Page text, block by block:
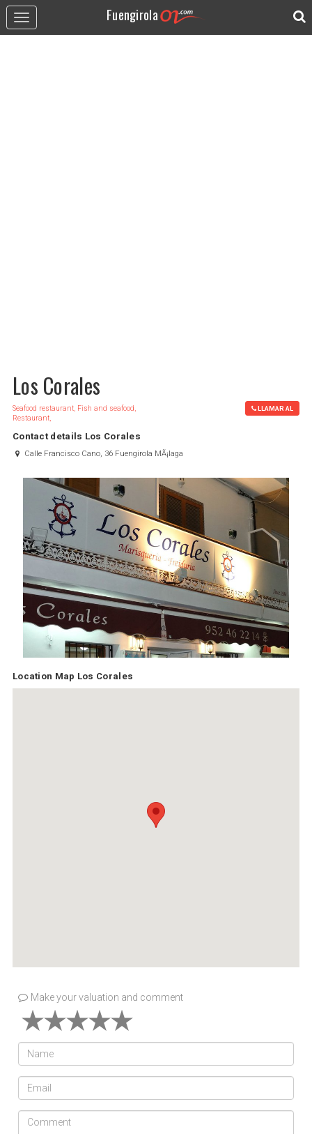
Toggle
navigation
Fuengirola
Los Corales
Seafood restaurant, Fish and seafood,
Restaurant,
LLAMAR AL
Contact details Los Corales
Calle Francisco Cano, 36 Fuengirola MÃ¡laga
Location Map Los Corales
Make your valuation and comment